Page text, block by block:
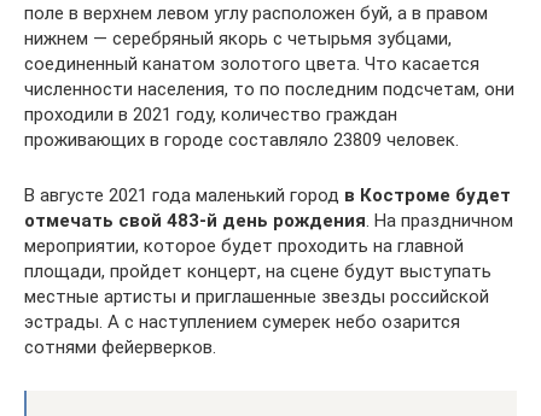
поле в верхнем левом углу расположен буй, а в правом
нижнем — серебряный якорь с четырьмя зубцами,
соединенный канатом золотого цвета. Что касается
численности населения, то по последним подсчетам, они
проходили в 2021 году, количество граждан
проживающих в городе составляло 23809 человек.
В августе 2021 года маленький город в Костроме будет
отмечать свой 483-й день рождения . На праздничном
мероприятии, которое будет проходить на главной
площади, пройдет концерт, на сцене будут выступать
местные артисты и приглашенные звезды российской
эстрады. А с наступлением сумерек небо озарится
сотнями фейерверков.